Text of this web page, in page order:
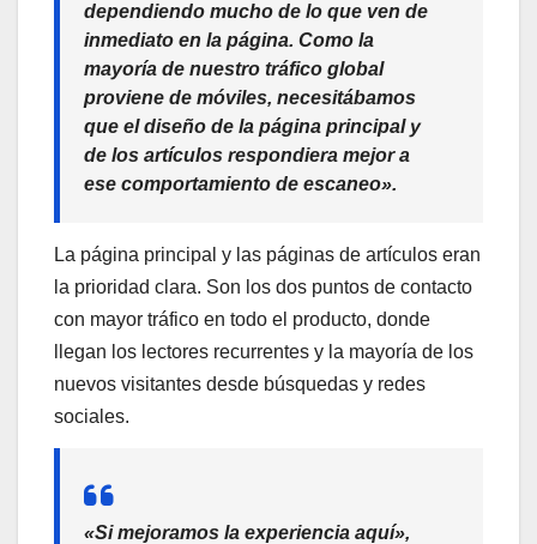
dependiendo mucho de lo que ven de
inmediato en la página. Como la
mayoría de nuestro tráfico global
proviene de móviles, necesitábamos
que el diseño de la página principal y
de los artículos respondiera mejor a
ese comportamiento de escaneo».
La página principal y las páginas de artículos eran
la prioridad clara. Son los dos puntos de contacto
con mayor tráfico en todo el producto, donde
llegan los lectores recurrentes y la mayoría de los
nuevos visitantes desde búsquedas y redes
sociales.
«Si mejoramos la experiencia aquí»,